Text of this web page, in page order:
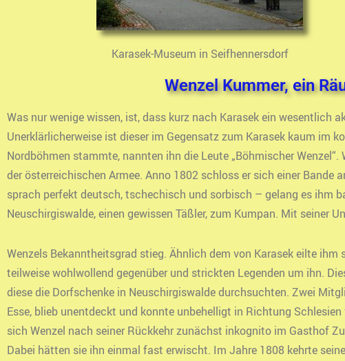
Karasek-Museum in Seifhennersdorf
Wenzel Kummer, ein
Was nur wenige wissen, ist, dass kurz nach Karasek ein wesentlich
Unerklärlicherweise ist dieser im Gegensatz zum Karasek kaum im
Nordböhmen stammte, nannten ihn die Leute „Böhmischer
der österreichischen Armee. Anno 1802 schloss er sich einer Bande
sprach perfekt deutsch, tschechisch und sorbisch – gelang es ihm
Neuschirgiswalde, einen gewissen Täßler, zum Kumpan. Mit seiner
Wenzels Bekanntheitsgrad stieg. Ähnlich dem von Karasek eilte
teilweise wohlwollend gegenüber und strickten Legenden um ihn.
diese die Dorfschenke in Neuschirgiswalde durchsuchten. Zwei
Esse, blieb unentdeckt und konnte unbehelligt in Richtung
sich Wenzel nach seiner Rückkehr zunächst inkognito im Gasthof
Dabei hätten sie ihn einmal fast erwischt. Im Jahre 1808 kehrte